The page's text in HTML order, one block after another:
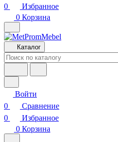
0
Избранное
0 Корзина
Каталог
Войти
0
Сравнение
0
Избранное
0 Корзина